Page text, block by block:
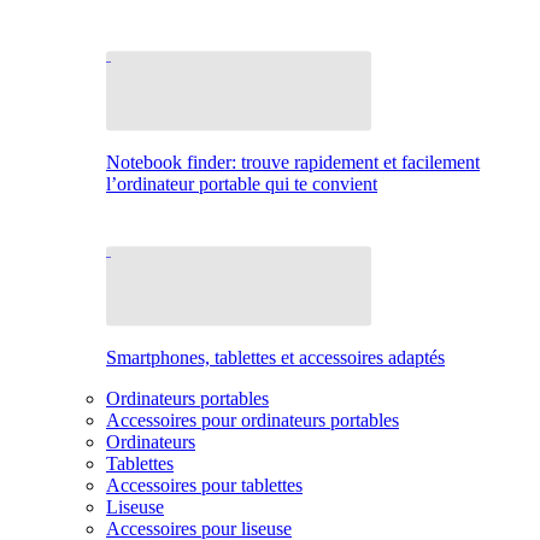
Notebook finder: trouve rapidement et facilement
l’ordinateur portable qui te convient
Smartphones, tablettes et accessoires adaptés
Ordinateurs portables
Accessoires pour ordinateurs portables
Ordinateurs
Tablettes
Accessoires pour tablettes
Liseuse
Accessoires pour liseuse